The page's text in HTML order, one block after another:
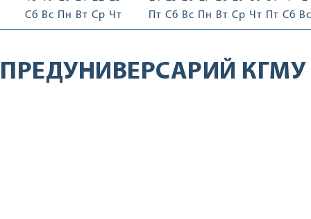
Сб Вс Пн Вт Ср Чт
Пт Сб Вс Пн Вт Ср Чт Пт Сб Вс
ПРЕДУНИВЕРСАРИЙ КГМУ